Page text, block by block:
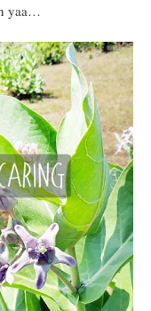
yaa…